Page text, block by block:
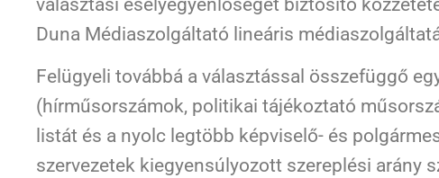
Duna Médiaszolgáltató lineáris
Felügyeli továbbá a választással összefüggő
(hírműsorszámok, politikai tájékoztató
listát és a nyolc legtöbb képviselő- és
szervezetek kiegyensúlyozott szereplési arány